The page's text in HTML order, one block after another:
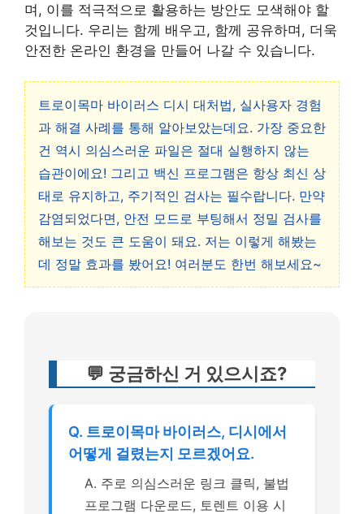
며, 이를 적극적으로 활용하는 방안도 모색해야 할
것입니다. 우리는 함께 배우고, 함께 공유하며, 더욱
안전한 온라인 환경을 만들어 나갈 수 있습니다.
트로이목마 바이러스 디시 대처법, 실사용자 경험
과 해결 사례를 통해 알아보았는데요. 가장 중요한
건 역시 의심스러운 파일은 절대 실행하지 않는
습관이에요! 그리고 백신 프로그램은 항상 최신 상
태로 유지하고, 주기적인 검사는 필수랍니다. 만약
감염되었다면, 안전 모드로 부팅해서 정밀 검사를
해보는 것도 큰 도움이 돼요. 저는 이렇게 해봤는
데 정말 효과를 봤어요! 여러분도 한번 해보세요~
💬 궁금하신 거 있으시죠?
Q. 트로이목마 바이러스, 디시에서
어떻게 걸렸는지 모르겠어요.
A. 주로 의심스러운 링크 클릭, 불법
프로그램 다운로드, 토렌트 이용 시